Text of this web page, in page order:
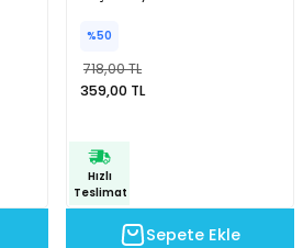
%50
718,00 TL
359,00 TL
Hızlı
Teslimat
Sepete Ekle